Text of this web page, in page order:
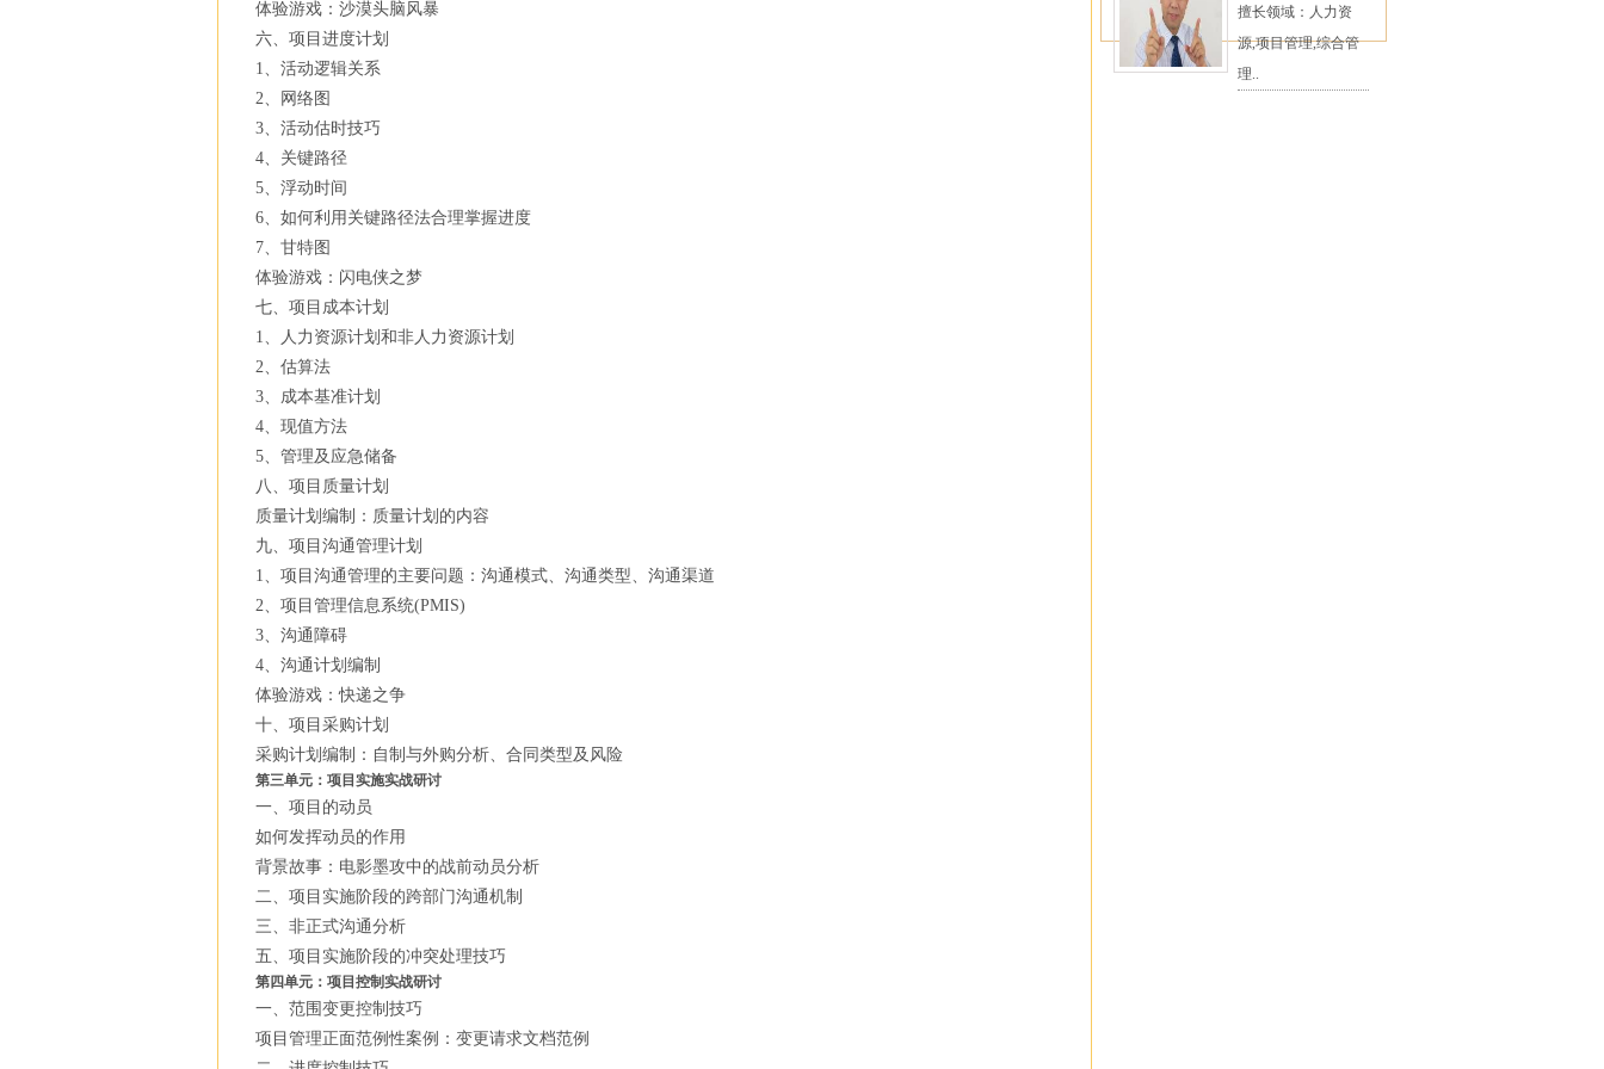
体验游戏：沙漠头脑风暴
六、项目进度计划
1、活动逻辑关系
2、网络图
3、活动估时技巧
4、关键路径
5、浮动时间
6、如何利用关键路径法合理掌握进度
7、甘特图
体验游戏：闪电侠之梦
七、项目成本计划
1、人力资源计划和非人力资源计划
2、估算法
3、成本基准计划
4、现值方法
5、管理及应急储备
八、项目质量计划
质量计划编制：质量计划的内容
九、项目沟通管理计划
1、项目沟通管理的主要问题：沟通模式、沟通类型、沟通渠道
2、项目管理信息系统(PMIS)
3、沟通障碍
4、沟通计划编制
体验游戏：快递之争
十、项目采购计划
采购计划编制：自制与外购分析、合同类型及风险
第三单元：项目实施实战研讨
一、项目的动员
如何发挥动员的作用
背景故事：电影墨攻中的战前动员分析
二、项目实施阶段的跨部门沟通机制
三、非正式沟通分析
五、项目实施阶段的冲突处理技巧
第四单元：项目控制实战研讨
一、范围变更控制技巧
项目管理正面范例性案例：变更请求文档范例
擅长领域：人力资
源,项目管理,综合管
理..